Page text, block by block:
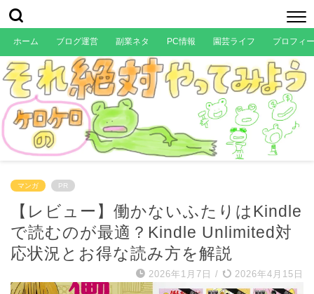
ホーム ブログ運営 副業ネタ PC情報 園芸ライフ プロフィ
マンガ PR
【レビュー】働かないふたりはKindle
で読むのが最適？Kindle Unlimited対
応状況とお得な読み方を解説
2026年1月7日 / 2026年4月15日